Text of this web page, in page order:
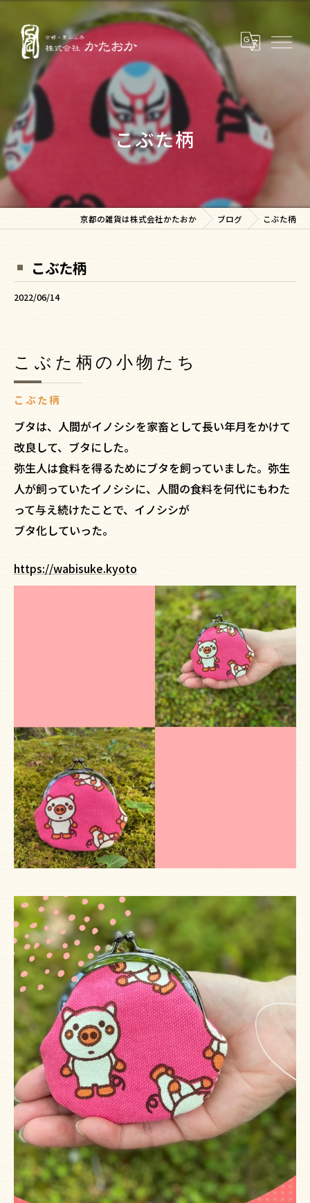
こぶた柄
京都の雑貨は株式会社かたおか ブログ こぶた柄
こぶた柄
2022/06/14
こぶた柄
こぶた柄の小物たち
ブタは、人間がイノシシを家畜として長い年月をかけて
改良して、ブタにした。
弥生人は食料を得るためにブタを飼っていました。弥生
人が飼っていたイノシシに、人間の食料を何代にもわた
って与え続けたことで、イノシシが
ブタ化していった。
https://wabisuke.kyoto